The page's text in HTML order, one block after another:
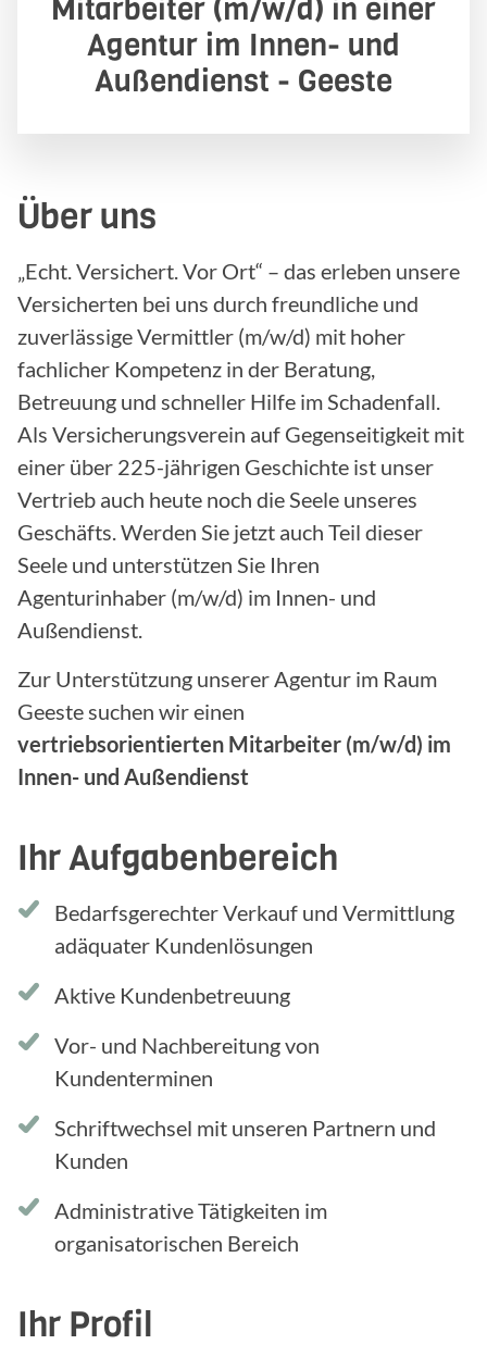
Mitarbeiter (m/w/d) in einer
Agentur im Innen- und
Außendienst - Geeste
Über uns
„Echt. Versichert. Vor Ort“ – das erleben unsere
Versicherten bei uns durch freundliche und
zuverlässige Vermittler (m/w/d) mit hoher
fachlicher Kompetenz in der Beratung,
Betreuung und schneller Hilfe im Schadenfall.
Als Versicherungsverein auf Gegenseitigkeit mit
einer über 225-jährigen Geschichte ist unser
Vertrieb auch heute noch die Seele unseres
Geschäfts. Werden Sie jetzt auch Teil dieser
Seele und unterstützen Sie Ihren
Agenturinhaber (m/w/d) im Innen- und
Außendienst.
Zur Unterstützung unserer Agentur im Raum
Geeste suchen wir einen
vertriebsorientierten Mitarbeiter (m/w/d) im
Innen- und Außendienst
Ihr Aufgabenbereich
Bedarfsgerechter Verkauf und Vermittlung
adäquater Kundenlösungen
Aktive Kundenbetreuung
Vor- und Nachbereitung von
Kundenterminen
Schriftwechsel mit unseren Partnern und
Kunden
Administrative Tätigkeiten im
organisatorischen Bereich
Ihr Profil